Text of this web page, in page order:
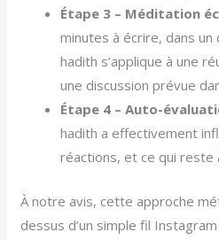
Étape 3 – Méditation
minutes à écrire, dans
hadith s’applique à une
une discussion prévue
Étape 4 – Auto-
hadith a effectivement
réactions, et ce qui reste
À notre avis, cette approche
dessus d’un simple fil